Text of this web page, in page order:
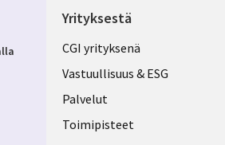
Yrityksestä
Useful
links
FINLAND
CGI yrityksenä
Vastuullisuus & ESG
Palvelut
Toimipisteet